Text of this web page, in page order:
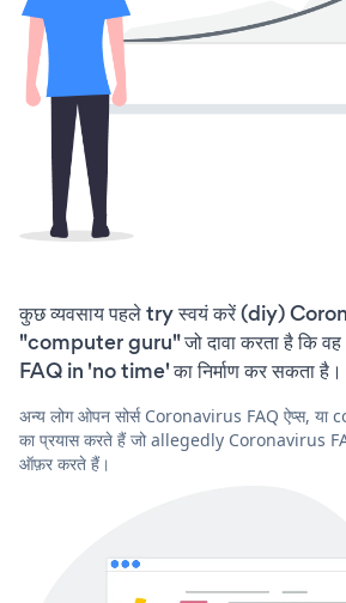
कुछ व्यवसाय पहले try स्वयं करें (diy)
"computer guru" जो दावा करता है कि
FAQ in 'no time' का निर्माण कर सकता है।
अन्य लोग ओपन सोर्स Coronavirus FAQ ऐप्स,
का प्रयास करते हैं जो allegedly Coronavirus
ऑफ़र करते हैं।